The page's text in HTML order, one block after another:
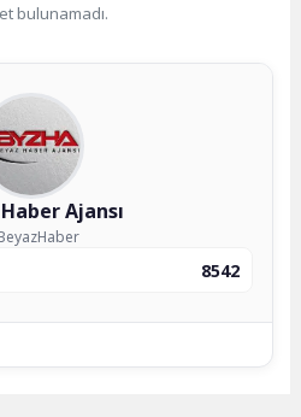
bulunamadı.
Ajansı
8542